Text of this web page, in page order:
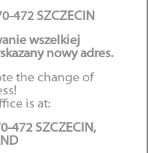
472 SZCZECIN
wszelkiej
nowy adres.
the change of
is at:
472 SZCZECIN,